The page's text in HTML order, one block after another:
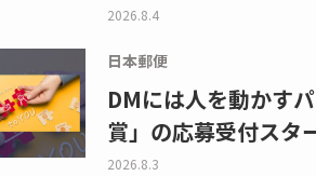
2026.8.4
日本郵便
DMには人を動かす
賞」の応募受付スタ
2026.8.3